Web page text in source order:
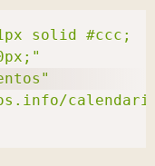
solid #ccc;